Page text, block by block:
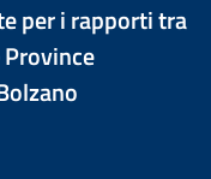
per i rapporti tra